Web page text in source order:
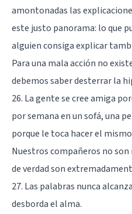
amontonadas las
este justo panorama: lo que
alguien consiga explicar
Para una mala acción no
debemos saber desterrar la
26. La gente se cree amiga
por semana en un sofá, una
porque le toca hacer el
Nuestros compañeros no
de verdad son
27. Las palabras nunca
desborda el alma.